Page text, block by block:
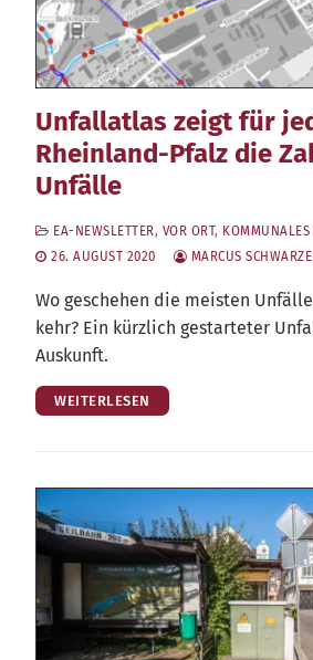
Unfallatlas zeigt für
Rheinland-Pfalz die
Unfälle
EA-NEWSLETTER, VOR ORT, KOMMUNALES
26. AUGUST 2020
MARCUS SCHWARZE
Wo gesche­hen die meis­ten
kehr? Ein kürz­lich gestar­te­ter
Auskunft.
WEITERLESEN